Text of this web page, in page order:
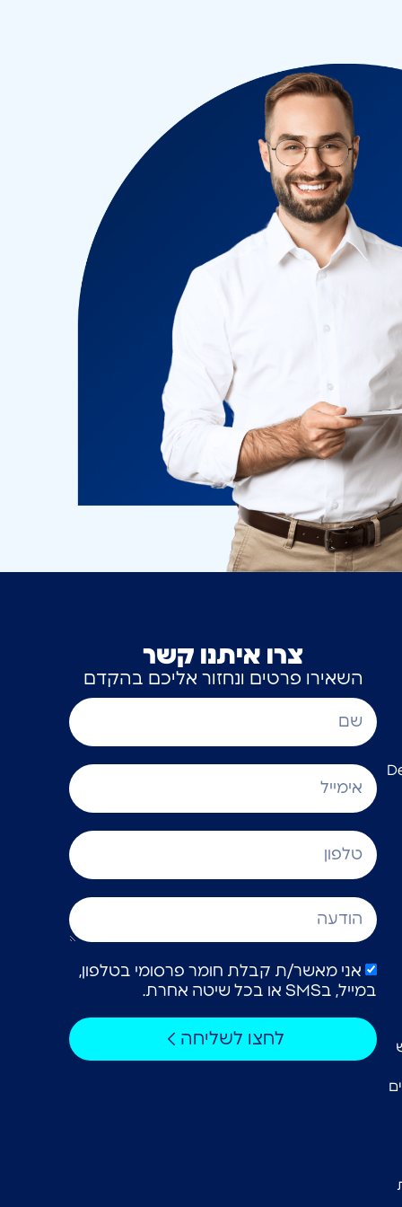
צרו איתנו קשר
השאירו פרטים ונחזור אליכם בהקדם
אני מאשר/ת קבלת חומר פרסומי בטלפון,
במייל, בSMS או בכל שיטה אחרת.
לחצו לשליחה